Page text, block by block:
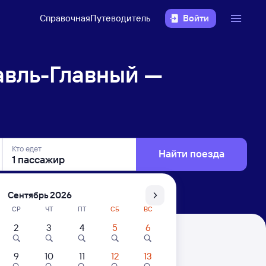
СправочнаяПутеводитель Войти
Главный —
Кто едет Найти поезда
Сентябрь 2026
СР ЧТ ПТ СБ ВС
2 3 4 5 6
9 10 11 12 13